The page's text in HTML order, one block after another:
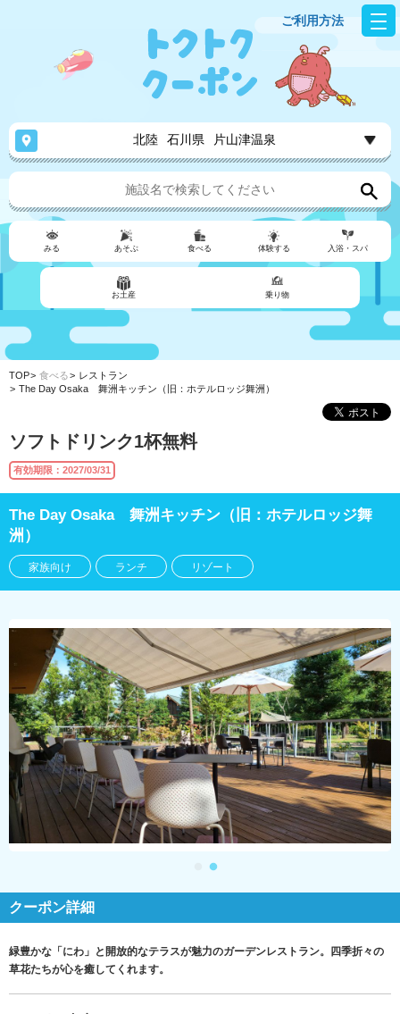
ご利用方法
北陸 石川県 片山津温泉
みる あそぶ 食べる 体験する 入浴・スパ
お土産 乗り物
TOP 食べる
レストラン
The Day Osaka 舞洲キッチン（旧：ホテルロッジ舞洲）
ソフトドリンク1杯無料
有効期限：2027/03/31
The Day Osaka 舞洲キッチン（旧：ホテルロッジ舞
洲）
家族向け ランチ リゾート
クーポン詳細
緑豊かな「にわ」と開放的なテラスが魅力のガーデンレストラン。四季折々の
草花たちが心を癒してくれます。